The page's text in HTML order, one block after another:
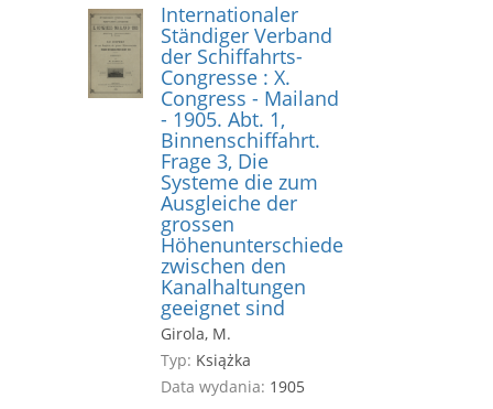
Internationaler
Ständiger Verband
der Schiffahrts-
Congresse : X.
Congress - Mailand
- 1905. Abt. 1,
Binnenschiffahrt.
Frage 3, Die
Systeme die zum
Ausgleiche der
grossen
Höhenunterschiede
zwischen den
Kanalhaltungen
geeignet sind
Girola, M.
Typ: Książka
Data wydania: 1905